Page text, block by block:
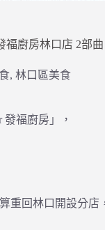
福廚房林口店 2部
, 林口區美食
發福廚房」，
重回林口開設分店